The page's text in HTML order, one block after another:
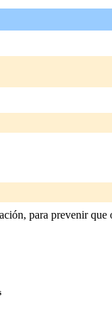
para prevenir que